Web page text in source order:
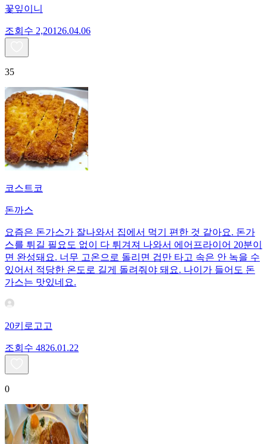
꽃잎이니
조회수 2,201 26.04.06
35
코스트코
돈까스
요즘은 돈가스가 잘나와서 집에서 먹기 편한 것 같아요. 돈가
스를 튀길 필요도 없이 다 튀겨져 나와서 에어프라이어 20분이
면 완성돼요. 너무 고온으로 돌리면 겁만 타고 속은 안 녹을 수
있어서 적당한 온도로 길게 돌려줘야 돼요. 나이가 들어도 돈
가스는 맛있네요.
20키로고고
조회수 4826.01.22
0